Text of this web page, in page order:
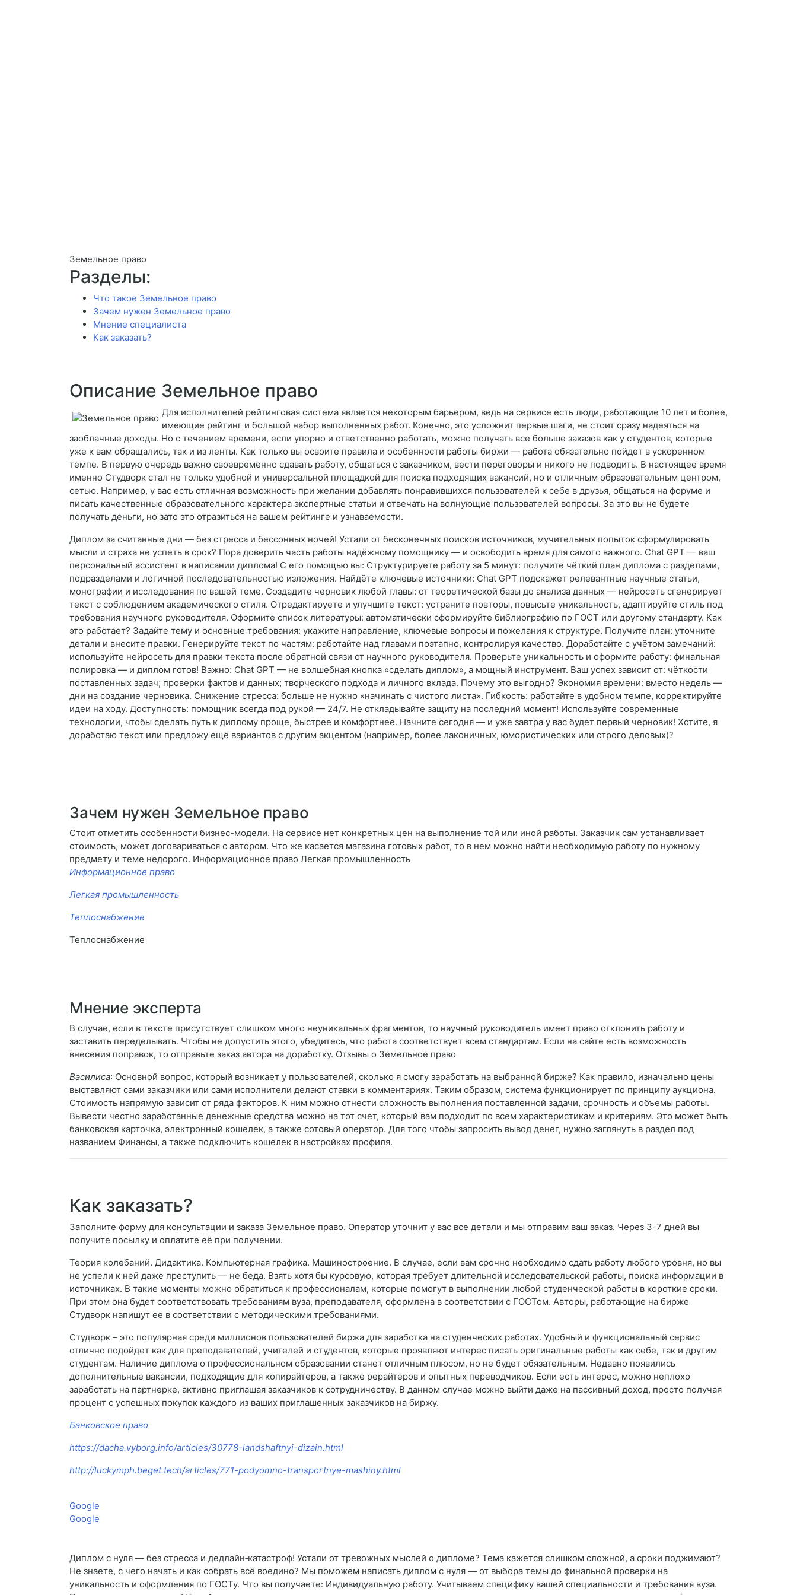
Земельное право
Разделы:
Что такое Земельное право
Зачем нужен Земельное право
Мнение специалиста
Как заказать?
Описание Земельное право
Для исполнителей рейтинговая система является некоторым барьером, ведь на сервисе есть люди, работающие 10 лет и более,
имеющие рейтинг и большой набор выполненных работ. Конечно, это усложнит первые шаги, не стоит сразу надеяться на
заоблачные доходы. Но с течением времени, если упорно и ответственно работать, можно получать все больше заказов как у студентов, которые
уже к вам обращались, так и из ленты. Как только вы освоите правила и особенности работы биржи — работа обязательно пойдет в ускоренном
темпе. В первую очередь важно своевременно сдавать работу, общаться с заказчиком, вести переговоры и никого не подводить. В настоящее время
именно Студворк стал не только удобной и универсальной площадкой для поиска подходящих вакансий, но и отличным образовательным центром,
сетью. Например, у вас есть отличная возможность при желании добавлять понравившихся пользователей к себе в друзья, общаться на форуме и
писать качественные образовательного характера экспертные статьи и отвечать на волнующие пользователей вопросы. За это вы не будете
получать деньги, но зато это отразиться на вашем рейтинге и узнаваемости.
Диплом за считанные дни — без стресса и бессонных ночей! Устали от бесконечных поисков источников, мучительных попыток сформулировать
мысли и страха не успеть в срок? Пора доверить часть работы надёжному помощнику — и освободить время для самого важного. Chat GPT — ваш
персональный ассистент в написании диплома! С его помощью вы: Структурируете работу за 5 минут: получите чёткий план диплома с разделами,
подразделами и логичной последовательностью изложения. Найдёте ключевые источники: Chat GPT подскажет релевантные научные статьи,
монографии и исследования по вашей теме. Создадите черновик любой главы: от теоретической базы до анализа данных — нейросеть сгенерирует
текст с соблюдением академического стиля. Отредактируете и улучшите текст: устраните повторы, повысьте уникальность, адаптируйте стиль под
требования научного руководителя. Оформите список литературы: автоматически сформируйте библиографию по ГОСТ или другому стандарту. Как
это работает? Задайте тему и основные требования: укажите направление, ключевые вопросы и пожелания к структуре. Получите план: уточните
детали и внесите правки. Генерируйте текст по частям: работайте над главами поэтапно, контролируя качество. Доработайте с учётом замечаний:
используйте нейросеть для правки текста после обратной связи от научного руководителя. Проверьте уникальность и оформите работу: финальная
полировка — и диплом готов! Важно: Chat GPT — не волшебная кнопка «сделать диплом», а мощный инструмент. Ваш успех зависит от: чёткости
поставленных задач; проверки фактов и данных; творческого подхода и личного вклада. Почему это выгодно? Экономия времени: вместо недель —
дни на создание черновика. Снижение стресса: больше не нужно «начинать с чистого листа». Гибкость: работайте в удобном темпе, корректируйте
идеи на ходу. Доступность: помощник всегда под рукой — 24/7. Не откладывайте защиту на последний момент! Используйте современные
технологии, чтобы сделать путь к диплому проще, быстрее и комфортнее. Начните сегодня — и уже завтра у вас будет первый черновик! Хотите, я
доработаю текст или предложу ещё вариантов с другим акцентом (например, более лаконичных, юмористических или строго деловых)?
Зачем нужен Земельное право
Стоит отметить особенности бизнес-модели. На сервисе нет конкретных цен на выполнение той или иной работы. Заказчик сам устанавливает
стоимость, может договариваться с автором. Что же касается магазина готовых работ, то в нем можно найти необходимую работу по нужному
предмету и теме недорого. Информационное право Легкая промышленность
Информационное право
Легкая промышленность
Теплоснабжение
Теплоснабжение
Мнение эксперта
В случае, если в тексте присутствует слишком много неуникальных фрагментов, то научный руководитель имеет право отклонить работу и
заставить переделывать. Чтобы не допустить этого, убедитесь, что работа соответствует всем стандартам. Если на сайте есть возможность
внесения поправок, то отправьте заказ автора на доработку. Отзывы о Земельное право
Василиса: Основной вопрос, который возникает у пользователей, сколько я смогу заработать на выбранной бирже? Как правило, изначально цены
выставляют сами заказчики или сами исполнители делают ставки в комментариях. Таким образом, система функционирует по принципу аукциона.
Стоимость напрямую зависит от ряда факторов. К ним можно отнести сложность выполнения поставленной задачи, срочность и объемы работы.
Вывести честно заработанные денежные средства можно на тот счет, который вам подходит по всем характеристикам и критериям. Это может быть
банковская карточка, электронный кошелек, а также сотовый оператор. Для того чтобы запросить вывод денег, нужно заглянуть в раздел под
названием Финансы, а также подключить кошелек в настройках профиля.
Как заказать?
Заполните форму для консультации и заказа Земельное право. Оператор уточнит у вас все детали и мы отправим ваш заказ. Через 3-7 дней вы
получите посылку и оплатите её при получении.
Теория колебаний. Дидактика. Компьютерная графика. Машиностроение. В случае, если вам срочно необходимо сдать работу любого уровня, но вы
не успели к ней даже преступить — не беда. Взять хотя бы курсовую, которая требует длительной исследовательской работы, поиска информации в
источниках. В такие моменты можно обратиться к профессионалам, которые помогут в выполнении любой студенческой работы в короткие сроки.
При этом она будет соответствовать требованиям вуза, преподавателя, оформлена в соответствии с ГОСТом. Авторы, работающие на бирже
Студворк напишут ее в соответствии с методическими требованиями.
Студворк – это популярная среди миллионов пользователей биржа для заработка на студенческих работах. Удобный и функциональный сервис
отлично подойдет как для преподавателей, учителей и студентов, которые проявляют интерес писать оригинальные работы как себе, так и другим
студентам. Наличие диплома о профессиональном образовании станет отличным плюсом, но не будет обязательным. Недавно появились
дополнительные вакансии, подходящие для копирайтеров, а также рерайтеров и опытных переводчиков. Если есть интерес, можно неплохо
заработать на партнерке, активно приглашая заказчиков к сотрудничеству. В данном случае можно выйти даже на пассивный доход, просто получая
процент с успешных покупок каждого из ваших приглашенных заказчиков на биржу.
Банковское право
https://dacha.vyborg.info/articles/30778-landshaftnyi-dizain.html
http://luckymph.beget.tech/articles/771-podyomno-transportnye-mashiny.html
Google
Google
Диплом с нуля — без стресса и дедлайн‑катастроф! Устали от тревожных мыслей о дипломе? Тема кажется слишком сложной, а сроки поджимают?
Не знаете, с чего начать и как собрать всё воедино? Мы поможем написать диплом с нуля — от выбора темы до финальной проверки на
уникальность и оформления по ГОСТу. Что вы получаете: Индивидуальную работу. Учитываем специфику вашей специальности и требования вуза.